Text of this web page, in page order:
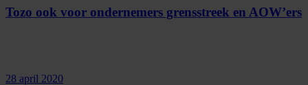
Tozo ook voor ondernemers grensstreek en AOW’ers
28 april 2020